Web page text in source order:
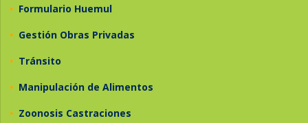
• Formulario Huemul
• Gestión Obras Privadas
• Tránsito
• Manipulación de Alimentos
• Zoonosis Castraciones